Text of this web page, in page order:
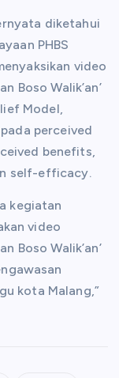
diketahui
PHBS
video
Boso Walik’an’
Model,
perceived
benefits,
self-efficacy.
kegiatan
video
Boso Walik’an’
kota Malang,”